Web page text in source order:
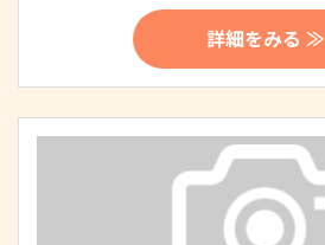
詳細をみる ≫